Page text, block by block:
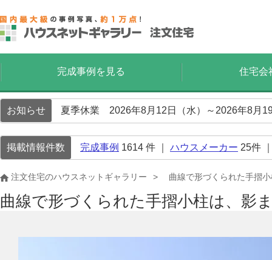
完成事例を見る 住宅会
お知らせ 夏季休業 2026年8月12日（水）～2026年8月
掲載情報件数 完成事例 1614 件 ｜ ハウスメーカー 25件
注文住宅のハウスネットギャラリー 曲線で形づくられた手摺
曲線で形づくられた手摺小柱は、影